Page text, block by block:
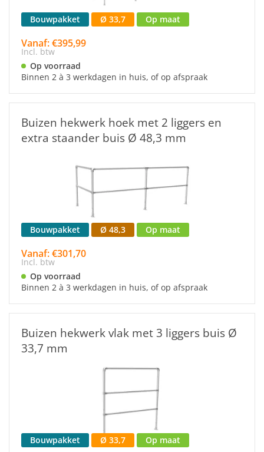
Bouwpakket Ø 33,7 Op maat
Vanaf: €395,99
Incl. btw
Op voorraad
Binnen 2 à 3 werkdagen in huis, of op afspraak
Buizen hekwerk hoek met 2 liggers en
extra staander buis Ø 48,3 mm
Bouwpakket Ø 48,3 Op maat
Vanaf: €301,70
Incl. btw
Op voorraad
Binnen 2 à 3 werkdagen in huis, of op afspraak
Buizen hekwerk vlak met 3 liggers buis Ø
33,7 mm
Bouwpakket Ø 33,7 Op maat